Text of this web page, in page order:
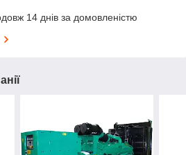
14 днів за домовленістю